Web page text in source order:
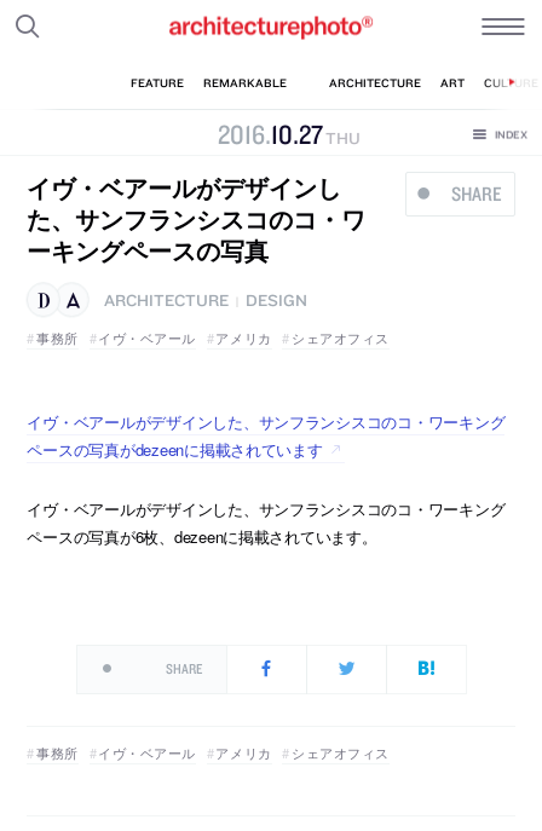
2016.10.27THU
SHARE
イヴ・ベアールがデザインし
た、サンフランシスコのコ・ワ
ーキングペースの写真
ARCHITECTURE
DESIGN
事務所
イヴ・ベアール アメリカ シェアオフィス
イヴ・ベアールがデザインした、サンフランシスコのコ・ワーキング
ペースの写真がdezeenに掲載されています
イヴ・ベアールがデザインした、サンフランシスコのコ・ワーキング
ペースの写真が6枚、dezeenに掲載されています。
SHARE
事務所 イヴ・ベアール アメリカ シェアオフィス